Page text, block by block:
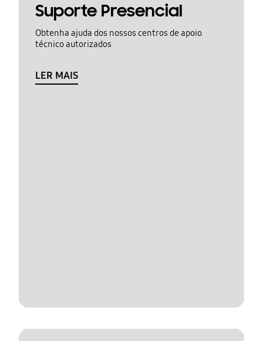
Suporte Presencial
Obtenha ajuda dos nossos centros de apoio
técnico autorizados
LER MAIS